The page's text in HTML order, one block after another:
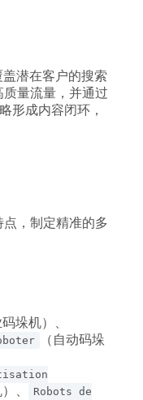
盖潜在客户的搜索
量流量，并通过
形成内容闭环，
，制定精准的多
码垛机）、
（自动码垛
、
Robots de